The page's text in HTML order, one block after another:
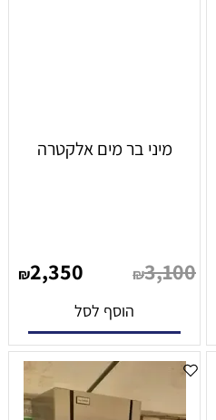
מיני בר מים אלקטרה
₪3,100
₪2,350
הוסף לסל